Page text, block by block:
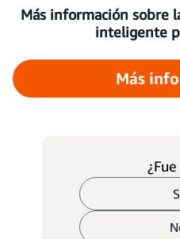
Más información sobre
inteligente
Más